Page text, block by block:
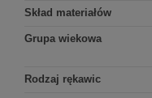
Skład materiałów
Grupa wiekowa
Rodzaj rękawic